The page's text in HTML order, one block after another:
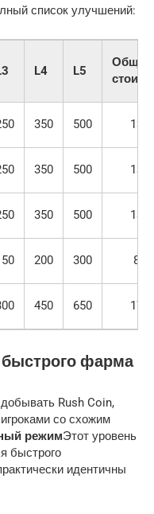
список улучшений:
L4 L5
Общая
350 500
350 500
350 500
200 300 850
450 650
фарма
Rush Coin,
со схожим
режимЭтот уровень
быстрого
идентичны